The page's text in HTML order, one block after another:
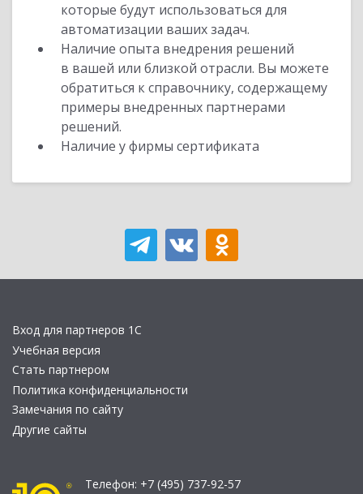
которые будут использоваться для
автоматизации ваших задач.
Наличие опыта внедрения решений
в вашей или близкой отрасли. Вы можете
обратиться к справочнику, содержащему
примеры внедренных партнерами
решений.
Наличие у фирмы сертификата
Вход для партнеров 1С
Учебная версия
Стать партнером
Политика конфиденциальности
Замечания по сайту
Другие сайты
Телефон: +7 (495) 737-92-57